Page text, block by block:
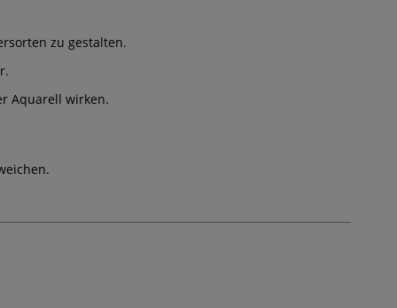
zu gestalten.
Aquarell wirken.